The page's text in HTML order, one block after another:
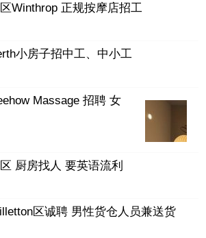
南区Winthrop 正规按摩店招工
小房子招中工、中小工
Massage 招聘 女
厨房找人 要英语流利
区诚聘 男性货仓人员兼送货